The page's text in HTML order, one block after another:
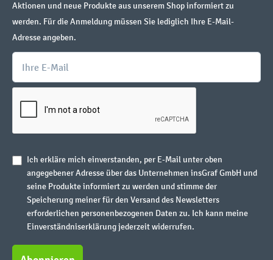
Aktionen und neue Produkte aus unserem Shop informiert zu
werden. Für die Anmeldung müssen Sie lediglich Ihre E-Mail-
Adresse angeben.
Ich erkläre mich einverstanden, per E-Mail unter oben
angegebener Adresse über das Unternehmen insGraf GmbH und
seine Produkte informiert zu werden und stimme der
Speicherung meiner für den Versand des Newsletters
erforderlichen personenbezogenen Daten zu. Ich kann meine
Einverständniserklärung jederzeit widerrufen.